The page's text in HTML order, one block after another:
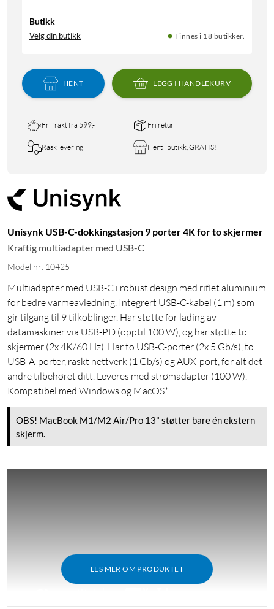
Butikk
Velg din butikk Finnes i 18 butikker.
HENT LEGG I HANDLEKURV
Fri frakt fra 599,- Fri retur
Rask levering Hent i butikk, GRATIS!
Unisynk USB-C-dokkingstasjon 9 porter 4K for to skjermer
Kraftig multiadapter med USB-C
Modellnr: 10425
Multiadapter med USB-C i robust design med riflet aluminium
for bedre varmeavledning. Integrert USB-C-kabel (1 m) som
gir tilgang til 9 tilkoblinger. Har støtte for lading av
datamaskiner via USB-PD (opptil 100 W), og har støtte to
skjermer (2x 4K/60 Hz). Har to USB-C-porter (2x 5 Gb/s), to
USB-A-porter, raskt nettverk (1 Gb/s) og AUX-port, for alt det
andre tilbehøret ditt. Leveres med strømadapter (100 W).
Kompatibel med Windows og MacOS*
OBS! MacBook M1/M2 Air/Pro 13" støtter bare én ekstern
skjerm.
LES MER OM PRODUKTET